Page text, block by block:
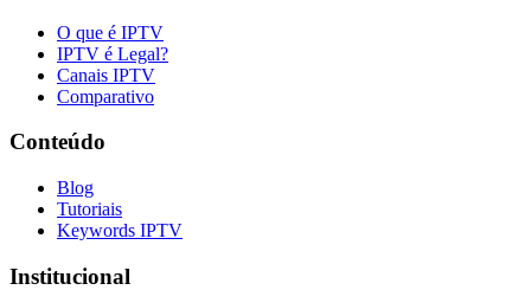
O que é IPTV
IPTV é Legal?
Canais IPTV
Comparativo
Conteúdo
Blog
Tutoriais
Keywords IPTV
Institucional